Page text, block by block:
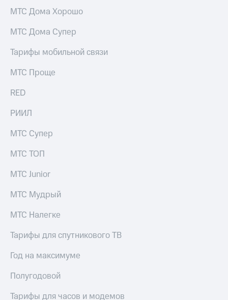
Рынок
Описание
Программа
Порядок
выкупа
Описание
Уведомление
погашении
облигаций
Реквизиты
Контакты
развитие
На главную
МТС Дома Хорошо
МТС Дома Супер
Тарифы мобильной связи
МТС Проще
RED
РИИЛ
МТС Супер
МТС ТОП
МТС Junior
МТС Мудрый
МТС Налегке
Тарифы для спутникового ТВ
Год на максимуме
Полугодовой
Тарифы для часов и модемов